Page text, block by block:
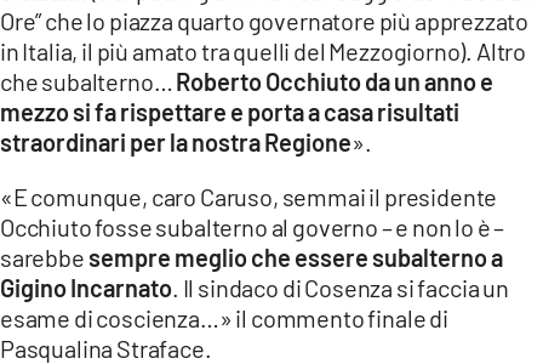
Ore” che lo piazza quarto governatore più apprezzato
in Italia, il più amato tra quelli del Mezzogiorno). Altro
che subalterno… Roberto Occhiuto da un anno e
mezzo si fa rispettare e porta a casa risultati
straordinari per la nostra Regione».
«E comunque, caro Caruso, semmai il presidente
Occhiuto fosse subalterno al governo – e non lo è –
sarebbe sempre meglio che essere subalterno a
Gigino Incarnato . Il sindaco di Cosenza si faccia un
esame di coscienza…» il commento finale di
Pasqualina Straface.